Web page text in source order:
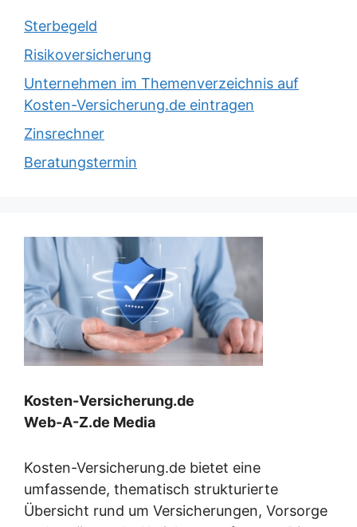
Sterbegeld
Risikoversicherung
Unternehmen im Themenverzeichnis auf
Kosten-Versicherung.de eintragen
Zinsrechner
Beratungstermin
Kosten-Versicherung.de
Web-A-Z.de Media
Kosten-Versicherung.de bietet eine
umfassende, thematisch strukturierte
Übersicht rund um Versicherungen, Vorsorge